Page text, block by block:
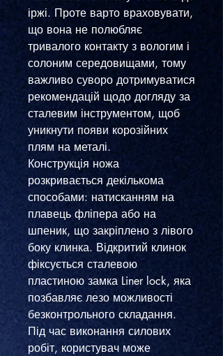
іржі. Проте варто враховувати,
що вона не полюбляє
тривалого контакту з вологим і
солоним середовищами, тому
важливо суворо дотримуватися
рекомендацій щодо догляду за
сталевим інструментом, щоб
уникнути появи корозійних
плям на металі.
Конструкція ножа
розкривається декількома
способами: натисканням на
плавець фліпера або на
шпеник, що закріплено з лівого
боку клинка. Відкритий клинок
фіксується сталевою
пластиною замка Liner lock, яка
позбавляє лезо можливості
безконтрольного складання.
Під час виконання силових
робіт, користувач може